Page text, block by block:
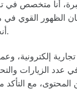
أنا متخصص في
الظهور
أنحاء أوروبا وأمريكا الشمالية وآسيا.
إلكترونية،
الزيارات
المحتوى، مع